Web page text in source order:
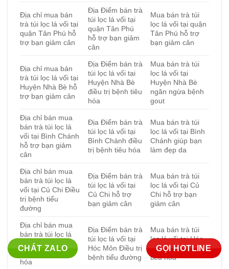
Địa chỉ mua bán
trà túi lọc lá vối tại
quận Tân Phú hỗ
trợ bạn giảm cân
Địa Điểm bán trà
túi lọc lá vối tại
quận Tân Phú
hỗ trợ bạn giảm
cân
Mua bán trà túi
lọc lá vối tại quận
Tân Phú hỗ trợ
bạn giảm cân
Địa chỉ mua bán
trà túi lọc lá vối tại
Huyện Nhà Bè hỗ
trợ bạn giảm cân
Địa Điểm bán trà
túi lọc lá vối tại
Huyện Nhà Bè
điều trị bệnh tiêu
hóa
Mua bán trà túi
lọc lá vối tại
Huyện Nhà Bè
ngăn ngừa bệnh
gout
Địa chỉ bán mua
bán trà túi lọc lá
vối tại Bình Chánh
hỗ trợ bạn giảm
cân
Địa Điểm bán trà
túi lọc lá vối tại
Bình Chánh điều
trị bệnh tiêu hóa
Mua bán trà túi
lọc lá vối tại Bình
Chánh giúp bạn
làm đẹp da
Địa chỉ bán mua
bán trà túi lọc lá
vối tại Củ Chi Điều
trị bệnh tiểu
đường
Địa Điểm bán trà
túi lọc lá vối tại
Củ Chi hỗ trợ
bạn giảm cân
Mua bán trà túi
lọc lá vối tại Củ
Chi hỗ trợ bạn
giảm cân
Địa chỉ bán mua
bán trà túi lọc lá
vối tại Hóc Môn
điều trị bệnh tiêu
hóa
Địa Điểm bán trà
túi lọc lá vối tại
Hóc Môn Điều trị
bệnh tiểu đường
Mua bán trà túi
lọc lá vối tại Hóc
Môn điều trị bệnh
tiêu hóa
CHÁT ZALO GỌI HOTLINE